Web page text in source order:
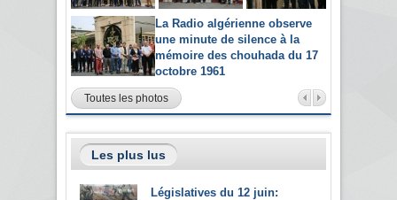
La Radio algérienne observe
une minute de silence à la
mémoire des chouhada du 17
octobre 1961
Toutes les photos
Les plus lus
Législatives du 12 juin: